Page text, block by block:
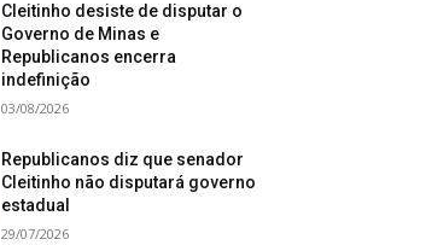
Cleitinho desiste de disputar o
Governo de Minas e
Republicanos encerra
indefinição
03/08/2026
Republicanos diz que senador
Cleitinho não disputará governo
estadual
29/07/2026